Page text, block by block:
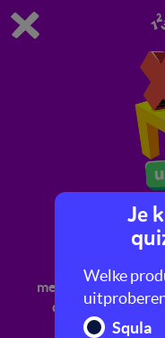
Dit is de
Oefen met
memoriseren van
de sommen snel
Je
Welke
Squla